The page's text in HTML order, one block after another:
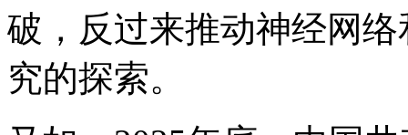
破，反过来推动神经网
究的探索。